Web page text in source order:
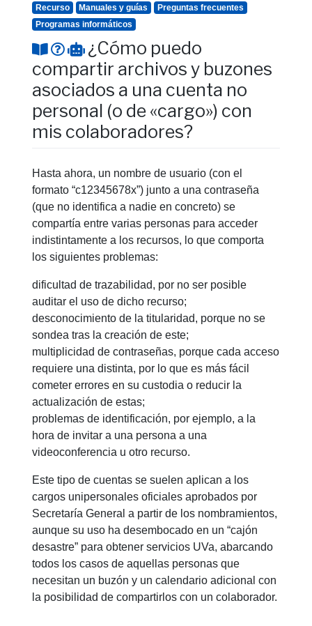
Recurso Manuales y guías
Preguntas frecuentes
Programas informáticos
¿Cómo puedo
compartir archivos y buzones
asociados a una cuenta no
personal (o de «cargo») con
mis colaboradores?
Hasta ahora, un nombre de usuario (con el
formato “c12345678x”) junto a una contraseña
(que no identifica a nadie en concreto) se
compartía entre varias personas para acceder
indistintamente a los recursos, lo que comporta
los siguientes problemas:
dificultad de trazabilidad, por no ser posible
auditar el uso de dicho recurso;
desconocimiento de la titularidad, porque no se
sondea tras la creación de este;
multiplicidad de contraseñas, porque cada acceso
requiere una distinta, por lo que es más fácil
cometer errores en su custodia o reducir la
actualización de estas;
problemas de identificación, por ejemplo, a la
hora de invitar a una persona a una
videoconferencia u otro recurso.
Este tipo de cuentas se suelen aplican a los
cargos unipersonales oficiales aprobados por
Secretaría General a partir de los nombramientos,
aunque su uso ha desembocado en un “cajón
desastre” para obtener servicios UVa, abarcando
todos los casos de aquellas personas que
necesitan un buzón y un calendario adicional con
la posibilidad de compartirlos con un colaborador.